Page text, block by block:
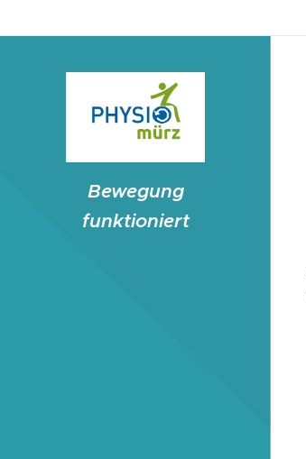
Bewegung
funktioniert